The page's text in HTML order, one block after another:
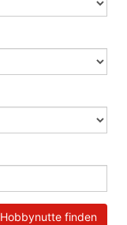
finden